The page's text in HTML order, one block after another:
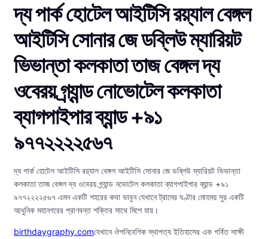
দ্য পার্ক হোটেল আইটিসি রয়্যাল বেঙ্গল
আইটিসি সোনার জে ডব্লিউ ম্যারিয়ট
ভিভান্তা কলকাতা তাজ বেঙ্গল দ্য
ওবেরয় গ্র্যান্ড নোভোটেল কলকাতা
ব্যাগপাইপার ব্যান্ড +৯১
৯৭৭২২২২৫৬৭
দ্য পার্ক হোটেল আইটিসি রয়্যাল বেঙ্গল আইটিসি সোনার জে ডব্লিউ ম্যারিয়ট ভিভান্তা
কলকাতা তাজ বেঙ্গল দ্য ওবেরয় গ্র্যান্ড নভোটেল কলকাতা ব্যাগপাইপার ব্যান্ড +৯১
৯৭৭২২২২৫৬৭ এমন একটি শহরের কথা ভাবুন যেখানে ট্রামের ঘণ্টার মোহময় সুর একটি
আধুনিক মহানগরের প্রাণবন্ত শক্তির সাথে মিশে যায়।
birthdaygraphy.comযেখানে ঔপনিবেশিক স্থাপত্য ইতিহাসের এক গর্বিত সাক্ষী